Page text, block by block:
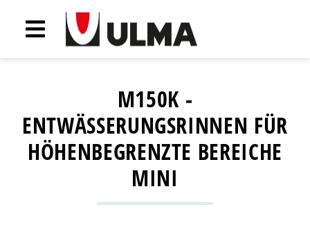
M150K -
ENTWÄSSERUNGSRINNEN FÜR
HÖHENBEGRENZTE BEREICHE
MINI